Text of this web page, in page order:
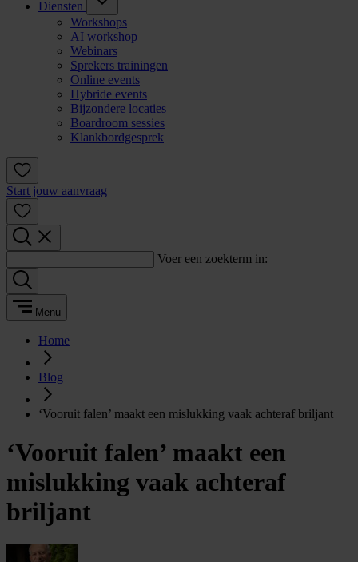
Diensten
Workshops
AI workshop
Webinars
Sprekers trainingen
Online events
Hybride events
Bijzondere locaties
Boardroom sessies
Klankbordgesprek
Start jouw aanvraag
Voer een zoekterm in:
Menu
Home
Blog
‘Vooruit falen’ maakt een mislukking vaak achteraf briljant
‘Vooruit falen’ maakt een
mislukking vaak achteraf
briljant